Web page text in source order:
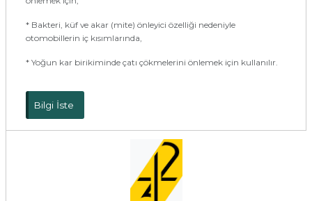
* Bakteri, küf ve akar (mite) önleyici özelliği nedeniyle
otomobillerin iç kısımlarında,
* Yoğun kar birikiminde çatı çökmelerini önlemek için kullanılır.
Bilgi İste